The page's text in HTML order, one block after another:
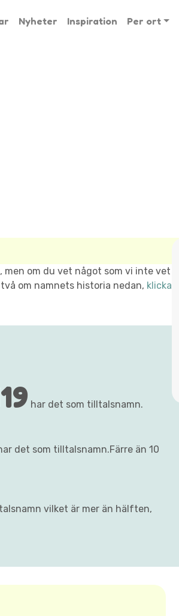
Nyheter Inspiration Per ort
om du vet något som vi inte vet
om namnets historia nedan, klicka
har det som tilltalsnamn.
det som tilltalsnamn.Färre än 10
vilket är mer än hälften,